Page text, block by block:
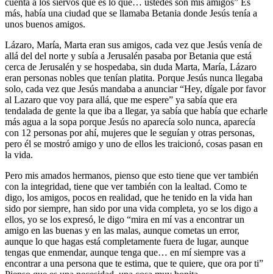
cuenta a los siervos qué es lo que… ustedes son mis amigos” Es
más, había una ciudad que se llamaba Betania donde Jesús tenía a
unos buenos amigos.
Lázaro, María, Marta eran sus amigos, cada vez que Jesús venía de
allá del del norte y subía a Jerusalén pasaba por Betania que está
cerca de Jerusalén y se hospedaba, sin duda Marta, María, Lázaro
eran personas nobles que tenían platita. Porque Jesús nunca llegaba
solo, cada vez que Jesús mandaba a anunciar “Hey, dígale por favor
al Lazaro que voy para allá, que me espere” ya sabía que era
tendalada de gente la que iba a llegar, ya sabía que había que echarle
más agua a la sopa porque Jesús no aparecía solo nunca, aparecía
con 12 personas por ahí, mujeres que le seguían y otras personas,
pero él se mostró amigo y uno de ellos les traicionó, cosas pasan en
la vida.
Pero mis amados hermanos, pienso que esto tiene que ver también
con la integridad, tiene que ver también con la lealtad. Como te
digo, los amigos, pocos en realidad, que he tenido en la vida han
sido por siempre, han sido por una vida completa, yo se los digo a
ellos, yo se los expresó, le digo “mira en mí vas a encontrar un
amigo en las buenas y en las malas, aunque cometas un error,
aunque lo que hagas está completamente fuera de lugar, aunque
tengas que enmendar, aunque tenga que… en mí siempre vas a
encontrar a una persona que te estima, que te quiere, que ora por ti”